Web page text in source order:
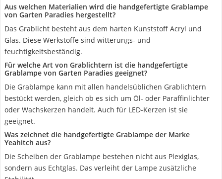
Aus welchen Materialien wird die handgefertigte Grablampe
von Garten Paradies hergestellt?
Das Grablicht besteht aus dem harten Kunststoff Acryl und
Glas. Diese Werkstoffe sind witterungs- und
feuchtigkeitsbeständig.
Für welche Art von Grablichtern ist die handgefertigte
Grablampe von Garten Paradies geeignet?
Die Grablampe kann mit allen handelsüblichen Grablichtern
bestückt werden, gleich ob es sich um Öl- oder Paraffinlichter
oder Wachskerzen handelt. Auch für LED-Kerzen ist sie
geeignet.
Was zeichnet die handgefertigte Grablampe der Marke
Yeahitch aus?
Die Scheiben der Grablampe bestehen nicht aus Plexiglas,
sondern aus Echtglas. Das verleiht der Lampe zusätzliche